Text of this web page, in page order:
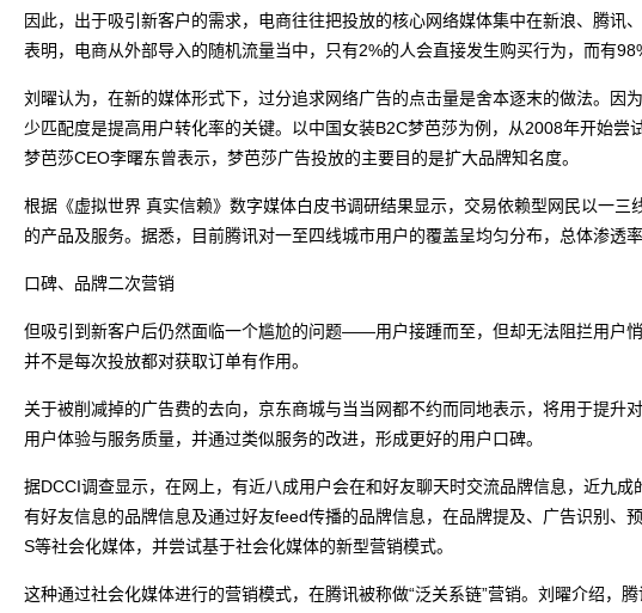
因此，出于吸引新客户的需求，电商往往把投放的核心网络媒体集中在新浪、腾
表明，电商从外部导入的随机流量当中，只有2%的人会直接发生购买行为，而有
刘曜认为，在新的媒体形式下，过分追求网络广告的点击量是舍本逐末的做法。
少匹配度是提高用户转化率的关键。以中国女装B2C梦芭莎为例，从2008年开始
梦芭莎CEO李曙东曾表示，梦芭莎广告投放的主要目的是扩大品牌知名度。
根据《虚拟世界 真实信赖》数字媒体白皮书调研结果显示，交易依赖型网民以一
的产品及服务。据悉，目前腾讯对一至四线城市用户的覆盖呈均匀分布，总体渗透
口碑、品牌二次营销
但吸引到新客户后仍然面临一个尴尬的问题——用户接踵而至，但却无法阻拦用户
并不是每次投放都对获取订单有作用。
关于被削减掉的广告费的去向，京东商城与当当网都不约而同地表示，将用于提
用户体验与服务质量，并通过类似服务的改进，形成更好的用户口碑。
据DCCI调查显示，在网上，有近八成用户会在和好友聊天时交流品牌信息，近九
有好友信息的品牌信息及通过好友feed传播的品牌信息，在品牌提及、广告识别
S等社会化媒体，并尝试基于社会化媒体的新型营销模式。
这种通过社会化媒体进行的营销模式，在腾讯被称做“泛关系链”营销。刘曜介绍